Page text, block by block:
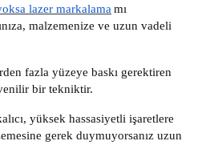
lazer markalamamı
malzemenize ve uzun vadeli
fazla yüzeye baskı gerektiren
bir tekniktir.
yüksek hassasiyetli işaretlere
gerek duymuyorsanız uzun